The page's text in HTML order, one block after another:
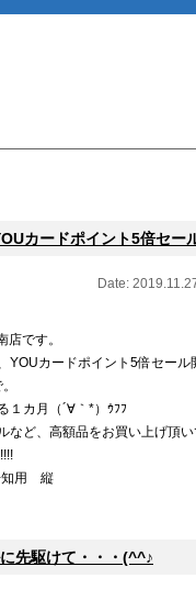
カードポイント5倍セー
Date:
です。
YOUカードポイント5倍セー
１カ月（´∀｀*）ｳﾌﾌ
など、高額品をお買い上げ頂
先駆けて・・・(^^♪